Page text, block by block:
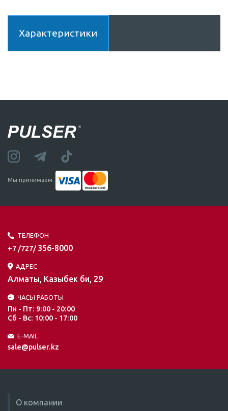
Характеристики
Мы принимаем:
ТЕЛЕФОН
+7 /727/ 356-8000
АДРЕС
Алматы, Казыбек би, 29
ЧАСЫ РАБОТЫ
Пн - Пт: 9:00 - 20:00
Сб - Вс: 10:00 - 17:00
E-MAIL
sale@pulser.kz
О компании